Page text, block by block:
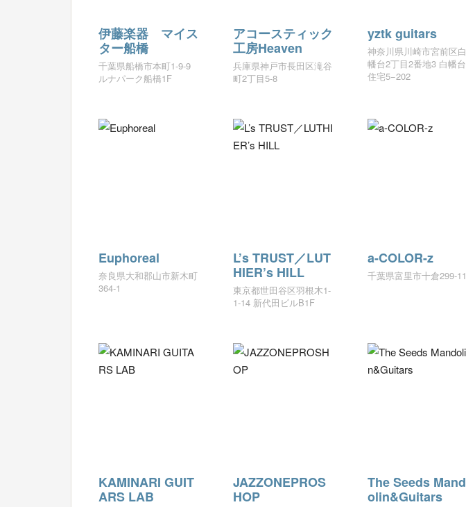
伊藤楽器 マイス
ター船橋
千葉県船橋市本町1-9-9
ルナパーク船橋1F
アコースティック
工房Heaven
兵庫県神戸市長田区滝谷
町2丁目5-8
yztk guitars
神奈川県川崎市宮前区白
幡台2丁目2番地3 白幡台
住宅5−202
Euphoreal
奈良県大和郡山市新木町
364-1
L’s TRUST／LUT
HIER’s HILL
東京都世田谷区羽根木1-
1-14 新代田ビルB1F
a-COLOR-z
千葉県富里市十倉299-11
KAMINARI GUIT
ARS LAB
JAZZONEPROS
HOP
The Seeds Mand
olin&Guitars